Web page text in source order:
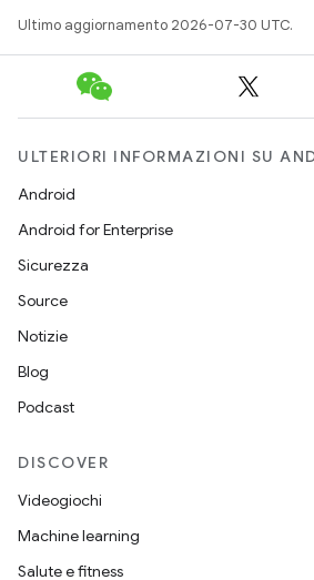
Ultimo aggiornamento 2026-07-30 UTC.
ULTERIORI INFORMAZIONI SU
Android
Android for Enterprise
Sicurezza
Source
Notizie
Blog
Podcast
DISCOVER
Videogiochi
Machine learning
Salute e fitness